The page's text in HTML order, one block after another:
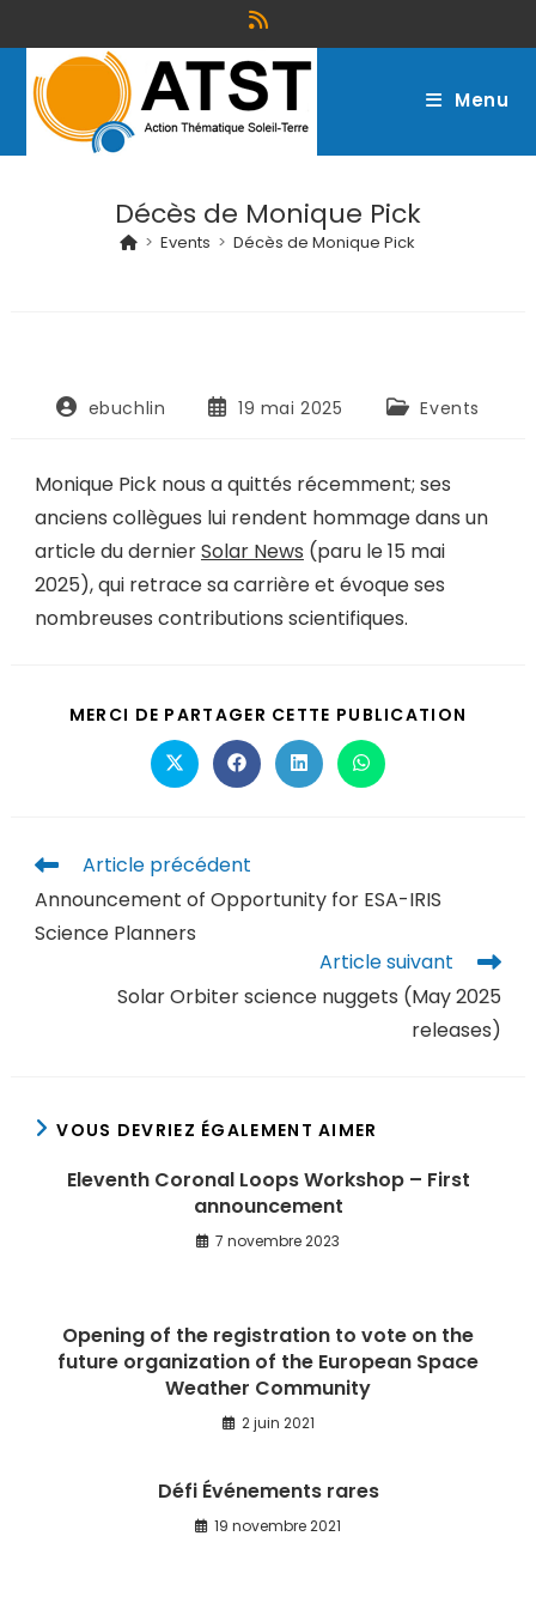
Menu
Décès de Monique Pick
> Events > Décès de Monique Pick
ebuchlin 19 mai 2025 Events
Monique Pick nous a quittés récemment; ses
anciens collègues lui rendent hommage dans un
article du dernierSolar News (paru le 15 mai
2025), qui retrace sa carrière et évoque ses
nombreuses contributions scientifiques.
MERCI DE PARTAGER CETTE PUBLICATION
Article précédent
Announcement of Opportunity for ESA-IRIS
Science Planners
Article suivant
Solar Orbiter science nuggets (May 2025
releases)
VOUS DEVRIEZ ÉGALEMENT AIMER
Eleventh Coronal Loops Workshop – First
announcement
7 novembre 2023
Opening of the registration to vote on the
future organization of the European Space
Weather Community
2 juin 2021
Défi Événements rares
19 novembre 2021